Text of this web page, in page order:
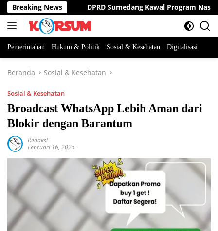
Langsung
ke
konten
Breaking NewsDPRD Sumedang Kawal Program Nasional
Pemerintahan Hukum & Politik Sosial & Kesehatan Digitalisasi
Beranda Sosial & Kesehatan
Sosial & Kesehatan
Broadcast WhatsApp Lebih Aman dari
Blokir dengan Barantum
Redaksi
Februari 16, 2025